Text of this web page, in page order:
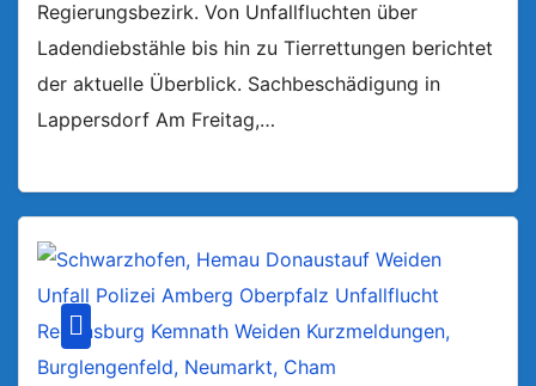
Regierungsbezirk. Von Unfallfluchten über
Ladendiebstähle bis hin zu Tierrettungen berichtet
der aktuelle Überblick. Sachbeschädigung in
Lappersdorf Am Freitag,…